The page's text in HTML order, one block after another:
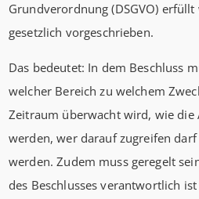
Grundverordnung (DSGVO)
gesetzlich vorgeschrieben.
Das bedeutet: In dem Beschluss
welcher Bereich zu welchem
Zeitraum überwacht wird, wie die
werden, wer darauf zugreifen
werden. Zudem muss geregelt
des Beschlusses verantwortlich